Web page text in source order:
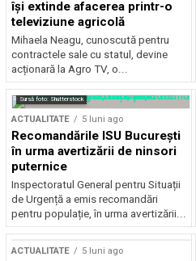
își extinde afacerea printr-o
televiziune agricolă
Mihaela Neagu, cunoscută pentru
contractele sale cu statul, devine
acționară la Agro TV, o...
Sursă foto: Shutterstock
ACTUALITATE 5 luni ago
Recomandările ISU București
în urma avertizării de ninsori
puternice
Inspectoratul General pentru Situații
de Urgență a emis recomandări
pentru populație, în urma avertizării...
ACTUALITATE 5 luni ago